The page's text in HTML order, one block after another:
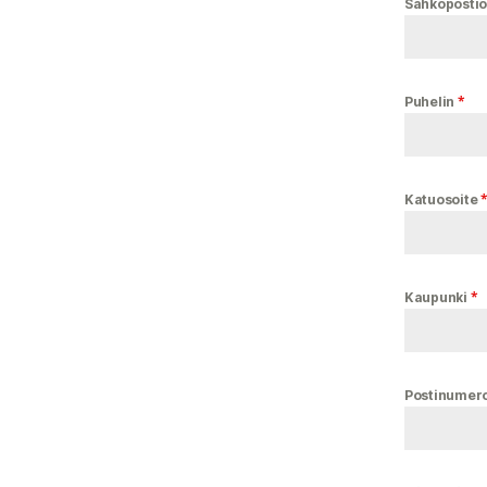
Puhelin *
Katuosoite*
Kaupunki *